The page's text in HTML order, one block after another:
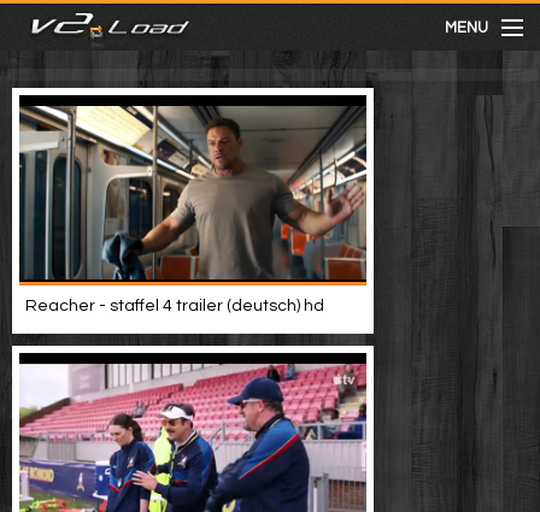
MENU
meist gesehen
neuste
kategorien
Menu
mit facebook anmelden
Informationen
Reacher - staffel 4 trailer (deutsch) hd